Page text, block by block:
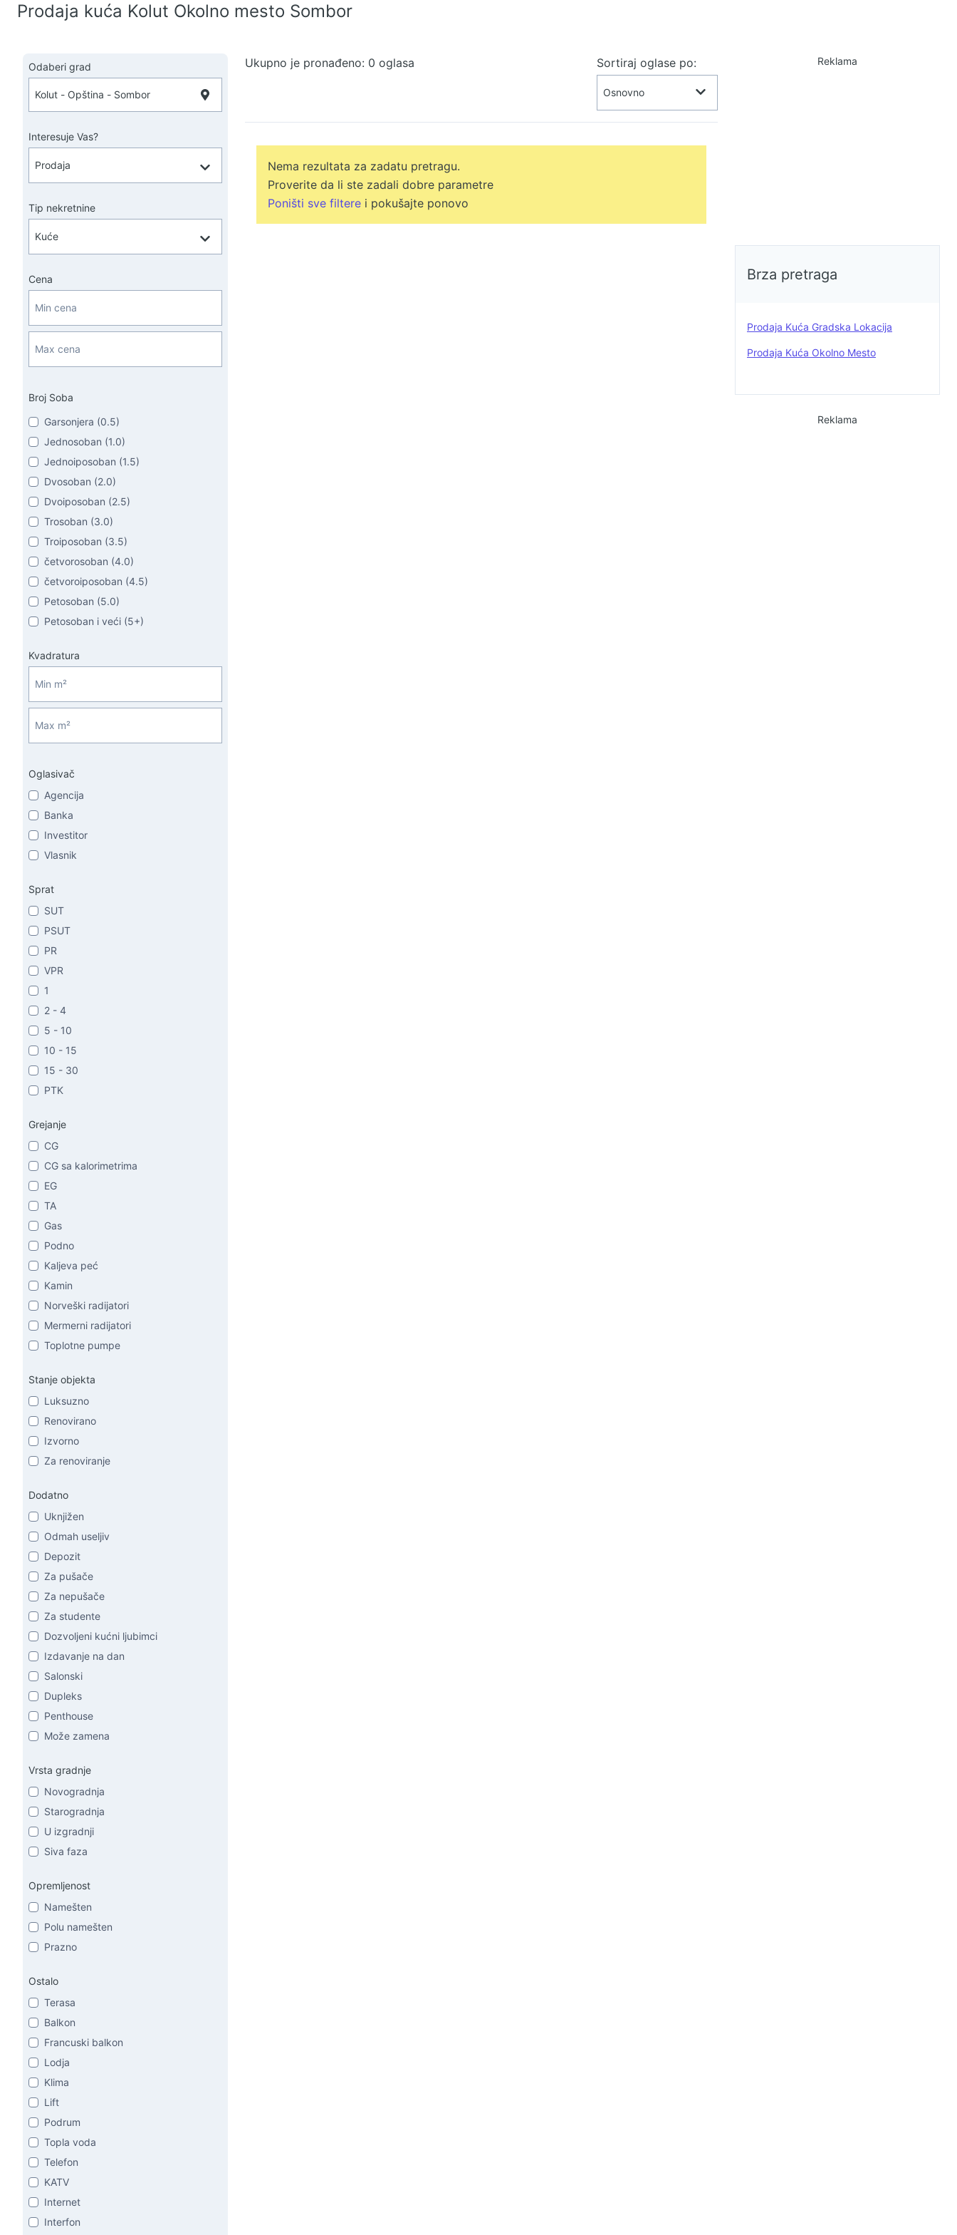
Prodaja kuća Kolut Okolno mesto Sombor
Odaberi grad
Interesuje Vas?
Tip nekretnine
Cena
Broj Soba
Garsonjera (0.5)
Jednosoban (1.0)
Jednoiposoban (1.5)
Dvosoban (2.0)
Dvoiposoban (2.5)
Trosoban (3.0)
Troiposoban (3.5)
četvorosoban (4.0)
četvoroiposoban (4.5)
Petosoban (5.0)
Petosoban i veći (5+)
Kvadratura
Oglasivač
Agencija
Banka
Investitor
Vlasnik
Sprat
SUT
PSUT
PR
VPR
1
2 - 4
5 - 10
10 - 15
15 - 30
PTK
Grejanje
CG
CG sa kalorimetrima
EG
TA
Gas
Podno
Kaljeva peć
Kamin
Norveški radijatori
Mermerni radijatori
Toplotne pumpe
Stanje objekta
Luksuzno
Renovirano
Izvorno
Za renoviranje
Dodatno
Uknjižen
Odmah useljiv
Depozit
Za pušače
Za nepušače
Za studente
Dozvoljeni kućni ljubimci
Izdavanje na dan
Salonski
Dupleks
Penthouse
Može zamena
Vrsta gradnje
Novogradnja
Starogradnja
U izgradnji
Siva faza
Opremljenost
Namešten
Polu namešten
Prazno
Ostalo
Terasa
Balkon
Francuski balkon
Lodja
Klima
Lift
Podrum
Topla voda
Telefon
KATV
Internet
Interfon
Ukupno je pronađeno: 0 oglasa Sortiraj oglase po:
Nema rezultata za zadatu pretragu.
Proverite da li ste zadali dobre parametre
Poništi sve filtere i pokušajte ponovo
Reklama
Brza pretraga
Prodaja Kuća Gradska Lokacija
Prodaja Kuća Okolno Mesto
Reklama